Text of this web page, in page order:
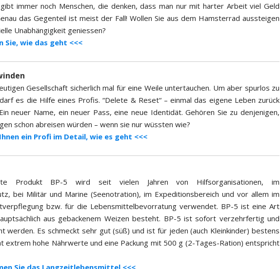
immer noch Menschen, die denken, dass man nur mit harter Arbeit viel Geld
das Gegenteil ist meist der Fall! Wollen Sie aus dem Hamsterrad aussteigen
Unabhängigkeit geniessen?
Sie, wie das geht <<<
Gesellschaft sicherlich mal für eine Weile untertauchen. Um aber spurlos zu
es die Hilfe eines Profis. “Delete & Reset“ – einmal das eigene Leben zurück
neuer Name, ein neuer Pass, eine neue Identidät. Gehören Sie zu denjenigen,
schon abreisen würden – wenn sie nur wüssten wie?
ein Profi im Detail, wie es geht <<<
Produkt BP-5 wird seit vielen Jahren von Hilfsorganisationen, im
bei Militär und Marine (Seenotration), im Expeditionsbereich und vor allem im
bzw. für die Lebensmittelbevorratung verwendet. BP-5 ist eine Art
aus gebackenem Weizen besteht. BP-5 ist sofort verzehrfertig und
werden. Es schmeckt sehr gut (süß) und ist für jeden (auch Kleinkinder) bestens
extrem hohe Nährwerte und eine Packung mit 500 g (2-Tages-Ration) entspricht